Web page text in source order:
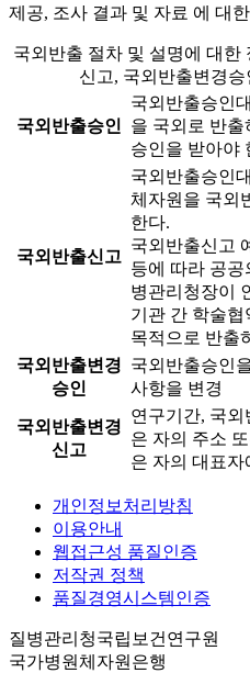
제공, 조사 결과 및 자료 에 대
국외반출 절차 및 설명에 대한
신고, 국외반출변경
국외반출승인
국외반출승인
을 국외로 반출
승인을 받아야
국외반출신고
국외반출승인
체자원을 국외
한다.
국외반출신고
등에 따라 공공
병관리청장이
기관 간 학술협
목적으로 반출
국외반출변경
승인
국외반출승인
사항을 변경
국외반출변경
신고
연구기간, 국
은 자의 주소
은 자의 대표자
개인정보처리방침
이용안내
웹접근성 품질인증
저작권 정책
품질경영시스템인증
질병관리청국립보건연구원
국가병원체자원은행